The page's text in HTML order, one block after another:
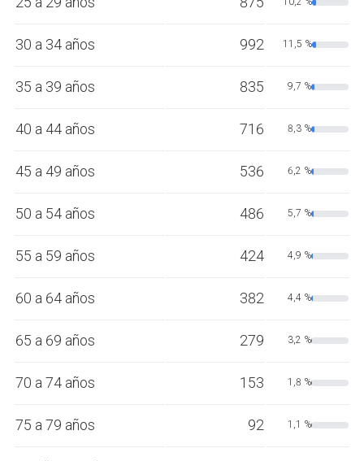
30 a 34 años 992 11,5 %
35 a 39 años 835 9,7 %
40 a 44 años 716 8,3 %
45 a 49 años 536 6,2 %
50 a 54 años 486 5,7 %
55 a 59 años 424 4,9 %
60 a 64 años 382 4,4 %
65 a 69 años 279 3,2 %
70 a 74 años 153 1,8 %
75 a 79 años 92 1,1 %